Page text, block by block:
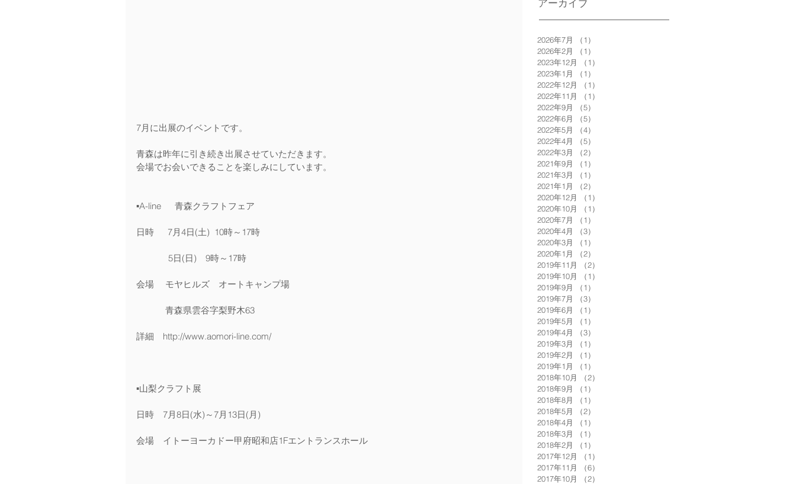
7月に出展のイベントです。
青森は昨年に引き続き出展させていただきます。
会場でお会いできることを楽しみにしています。
▪️A-line　  青森クラフトフェア
日時　  7月4日(土)  10時～17時
5日(日)　9時～17時
会場　 モヤヒルズ　オートキャンプ場
青森県雲谷字梨野木63
詳細　http://www.aomori-line.com/
▪️山梨クラフト展
日時　7月8日(水)～7月13日(月)
会場　イトーヨーカドー甲府昭和店1Fエントランスホール
アーカイブ
2026年7月 （1）
2026年2月
（1）
2023年12月
（1）
2023年1月
（1）
2022年12月
（1）
2022年11月
（1）
2022年9月
（5）
2022年6月
（5）
2022年5月
（4）
2022年4月
（5）
2022年3月
（2）
2021年9月
（1）
2021年3月
（1）
2021年1月
（2）
2020年12月
（1）
2020年10月
（1）
2020年7月
（1）
2020年4月
（3）
2020年3月
（1）
2020年1月
（2）
2019年11月
（2）
2019年10月
（1）
2019年9月
（1）
2019年7月
（3）
2019年6月
（1）
2019年5月
（1）
2019年4月
（3）
2019年3月
（1）
2019年2月
（1）
2019年1月
（1）
2018年10月
（2）
2018年9月
（1）
2018年8月
（1）
2018年5月
（2）
2018年4月
（1）
2018年3月
（1）
2018年2月
（1）
2017年12月
（1）
2017年11月
（6）
2017年10月
（2）